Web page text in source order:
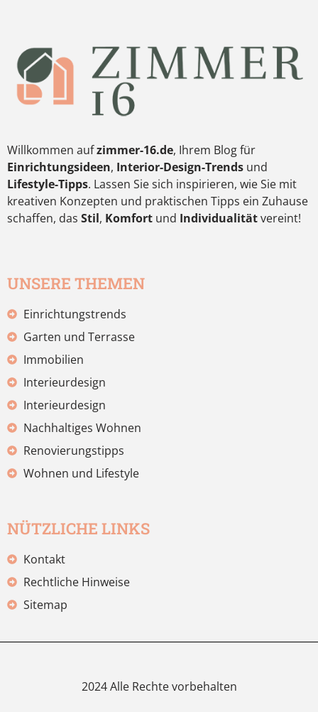
Willkommen aufzimmer-16.de, Ihrem Blog für
Einrichtungsideen, Interior-Design-Trends und
Lifestyle-Tipps. Lassen Sie sich inspirieren, wie Sie mit
kreativen Konzepten und praktischen Tipps ein Zuhause
schaffen, das Stil, Komfort und Individualitätvereint!
UNSERE THEMEN
Einrichtungstrends
Garten und Terrasse
Immobilien
Interieurdesign
Interieurdesign
Nachhaltiges Wohnen
Renovierungstipps
Wohnen und Lifestyle
NÜTZLICHE LINKS
Kontakt
Rechtliche Hinweise
Sitemap
2024 Alle Rechte vorbehalten